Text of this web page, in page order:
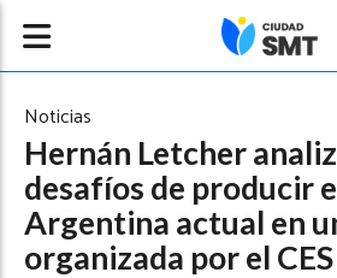
Hernán Letcher
desafíos de producir
Argentina actual en
organizada por el CES
Noticias